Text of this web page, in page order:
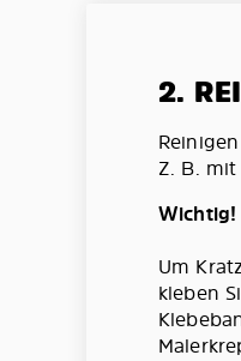
2.
Z. B. mit
Wichtig!
Um
kleben